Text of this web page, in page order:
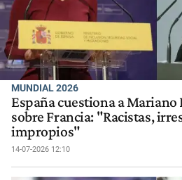
MUNDIAL 2026
España cuestiona a Mariano
sobre Francia: "Racistas,
impropios"
14-07-2026 12:10